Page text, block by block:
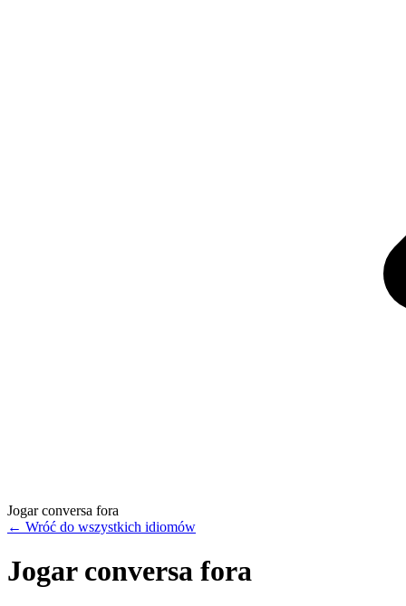
Jogar conversa fora
← Wróć do wszystkich idiomów
Jogar conversa fora